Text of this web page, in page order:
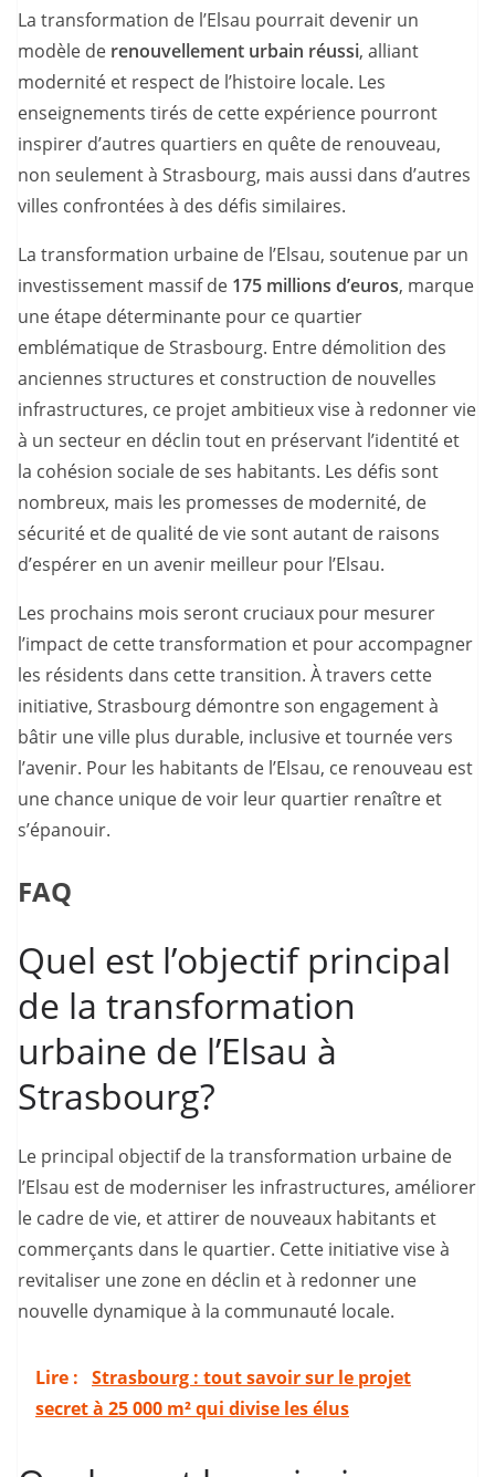
La transformation de l’Elsau pourrait devenir un
modèle de renouvellement urbain réussi, alliant
modernité et respect de l’histoire locale. Les
enseignements tirés de cette expérience pourront
inspirer d’autres quartiers en quête de renouveau,
non seulement à Strasbourg, mais aussi dans d’autres
villes confrontées à des défis similaires.
La transformation urbaine de l’Elsau, soutenue par un
investissement massif de 175 millions d’euros, marque
une étape déterminante pour ce quartier
emblématique de Strasbourg. Entre démolition des
anciennes structures et construction de nouvelles
infrastructures, ce projet ambitieux vise à redonner vie
à un secteur en déclin tout en préservant l’identité et
la cohésion sociale de ses habitants. Les défis sont
nombreux, mais les promesses de modernité, de
sécurité et de qualité de vie sont autant de raisons
d’espérer en un avenir meilleur pour l’Elsau.
Les prochains mois seront cruciaux pour mesurer
l’impact de cette transformation et pour accompagner
les résidents dans cette transition. À travers cette
initiative, Strasbourg démontre son engagement à
bâtir une ville plus durable, inclusive et tournée vers
l’avenir. Pour les habitants de l’Elsau, ce renouveau est
une chance unique de voir leur quartier renaître et
s’épanouir.
FAQ
Quel est l’objectif principal
de la transformation
urbaine de l’Elsau à
Strasbourg?
Le principal objectif de la transformation urbaine de
l’Elsau est de moderniser les infrastructures, améliorer
le cadre de vie, et attirer de nouveaux habitants et
commerçants dans le quartier. Cette initiative vise à
revitaliser une zone en déclin et à redonner une
nouvelle dynamique à la communauté locale.
Lire : Strasbourg : tout savoir sur le projet
secret à 25 000 m² qui divise les élus